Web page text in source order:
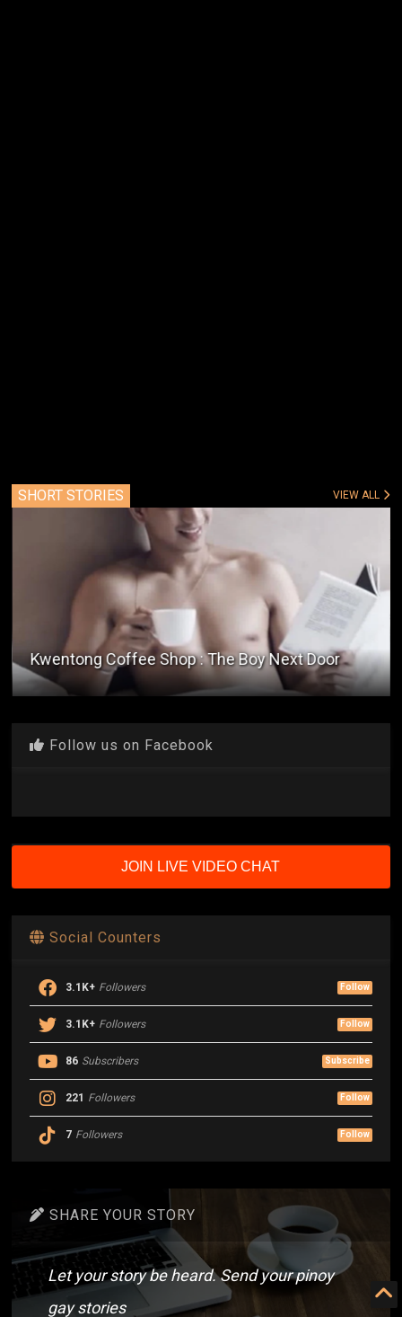
SHORT STORIES VIEW ALL
Tadhana
Follow us on Facebook
JOIN LIVE VIDEO CHAT
Social Counters
3.1K+ Followers Follow
3.1K+ Followers Follow
86 Subscribers Subscribe
221 Followers Follow
7 Followers Follow
SHARE YOUR STORY
Let your story be heard. Send your pinoy
gay stories